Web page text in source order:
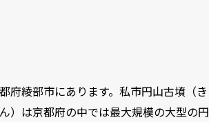
府綾部市にあります。私市円山古墳（き
）は京都府の中では最大規模の大型の円